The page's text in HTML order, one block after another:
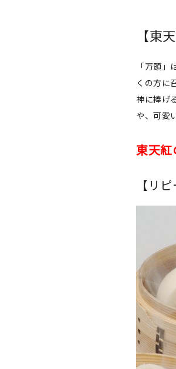
【東
「万頭
くの方に
神に捧げ
や、可愛
東天紅
【リ